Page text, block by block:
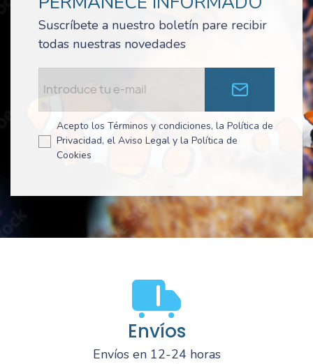
Suscríbete a nuestro boletín pare recibir
todas nuestras novedades
Acepto los Términos y condiciones, la Política de
Privacidad, el Aviso Legal y la Política de
Cookies
Envíos
Envíos en 12-24 horas